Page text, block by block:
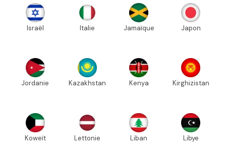
Israël Italie Jamaïque Japon
Jordanie Kazakhstan Kenya Kirghizistan
Koweït Lettonie Liban Libye